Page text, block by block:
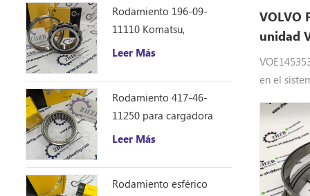
VOLVO
unidad
en el
pesada
Rodamiento 196-09-
11110 Komatsu,
repuestos para
Leer Más
Rodamiento 417-46-
11250 para cargadora
Komatsu WA150-6
Leer Más
Rodamiento esférico